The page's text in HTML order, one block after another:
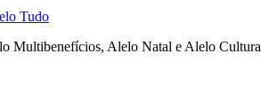
Tudo
Multibenefícios, Alelo Natal e Alelo Cultura